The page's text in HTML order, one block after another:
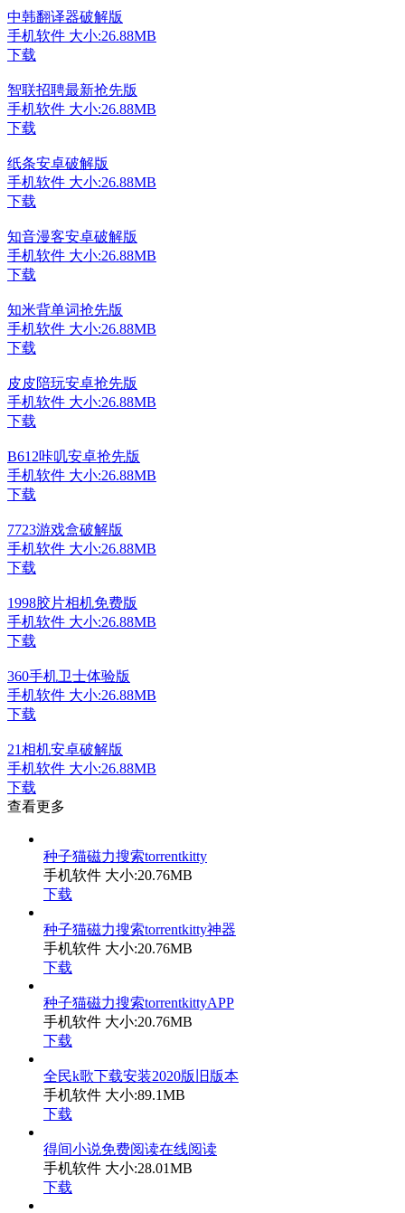
中韩翻译器破解版
手机软件 大小:26.88MB
下载
智联招聘最新抢先版
手机软件 大小:26.88MB
下载
纸条安卓破解版
手机软件 大小:26.88MB
下载
知音漫客安卓破解版
手机软件 大小:26.88MB
下载
知米背单词抢先版
手机软件 大小:26.88MB
下载
皮皮陪玩安卓抢先版
手机软件 大小:26.88MB
下载
B612咔叽安卓抢先版
手机软件 大小:26.88MB
下载
7723游戏盒破解版
手机软件 大小:26.88MB
下载
1998胶片相机免费版
手机软件 大小:26.88MB
下载
360手机卫士体验版
手机软件 大小:26.88MB
下载
21相机安卓破解版
手机软件 大小:26.88MB
下载
查看更多
种子猫磁力搜索torrentkitty
手机软件 大小:20.76MB
下载
种子猫磁力搜索torrentkitty神器
手机软件 大小:20.76MB
下载
种子猫磁力搜索torrentkittyAPP
手机软件 大小:20.76MB
下载
全民k歌下载安装2020版旧版本
手机软件 大小:89.1MB
下载
得间小说免费阅读在线阅读
手机软件 大小:28.01MB
下载